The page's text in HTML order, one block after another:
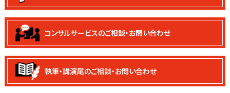
コンサルサービスのご相談・お問い合わせ
執筆・講演尾のご相談・お問い合わせ